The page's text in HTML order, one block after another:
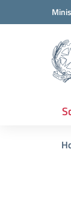
Vai ai contenuti
Vai al menu di